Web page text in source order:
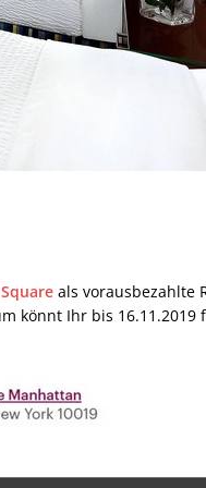
als vorausbezahlte
könnt Ihr bis